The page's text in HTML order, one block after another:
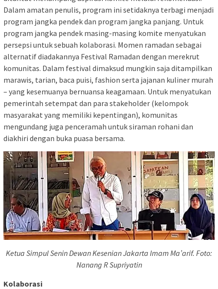
Dalam amatan penulis, program ini setidaknya terbagi menjadi
program jangka pendek dan program jangka panjang. Untuk
program jangka pendek masing-masing komite menyatukan
persepsi untuk sebuah kolaborasi. Momen ramadan sebagai
alternatif diadakannya Festival Ramadan dengan merekrut
komunitas. Dalam festival dimaksud mungkin saja ditampilkan
marawis, tarian, baca puisi, fashion serta jajanan kuliner murah
– yang kesemuanya bernuansa keagamaan. Untuk menyatukan
pemerintah setempat dan para stakeholder (kelompok
masyarakat yang memiliki kepentingan), komunitas
mengundang juga penceramah untuk siraman rohani dan
diakhiri dengan buka puasa bersama.
Ketua Simpul Senin Dewan Kesenian Jakarta Imam Ma’arif. Foto:
Nanang R Supriyatin
Kolaborasi